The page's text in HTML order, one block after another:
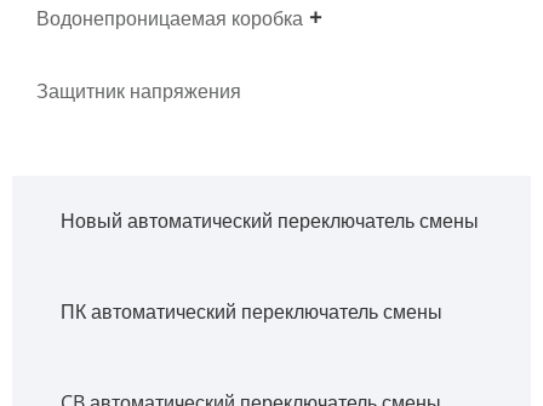
Водонепроницаемая коробка
Защитник напряжения
Новый автоматический переключатель смены
ПК автоматический переключатель смены